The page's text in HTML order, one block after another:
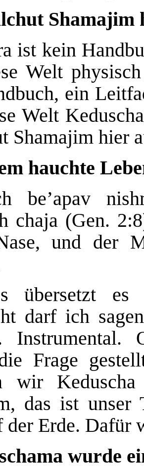
Shamajim
ist kein
Welt
ein
Welt
Shamajim hier
hauchte
be’apav
chaja (Gen.
und der
übersetzt
darf ich
Instrumental.
Frage
wir
das ist
der Erde. Dafür
wurde